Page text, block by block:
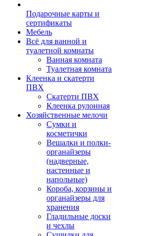
Подарочные карты и
сертификаты
Мебель
Всё для ванной и
туалетной комнаты
Ванная комната
Туалетная комната
Клеенка и скатерти
ПВХ
Скатерти ПВХ
Клеенка рулонная
Хозяйственные мелочи
Сумки и
косметички
Вешалки и полки-
органайзеры
(надверные,
настенные и
напольные)
Короба, корзины и
органайзеры для
хранения
Гладильные доски
и чехлы